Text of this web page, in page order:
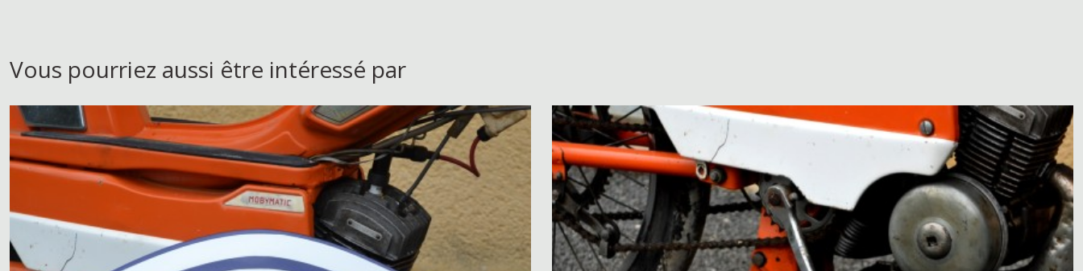
Vous pourriez aussi être intéressé par